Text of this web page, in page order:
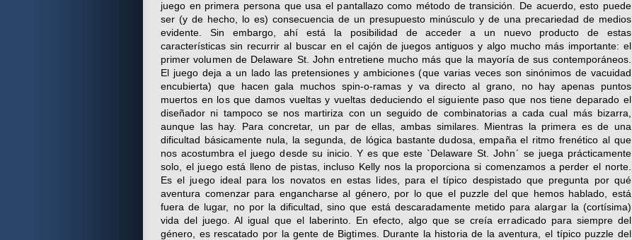
juego en primera persona que usa el pantallazo como método de transición. De acuerdo, esto puede
ser (y de hecho, lo es) consecuencia de un presupuesto minúsculo y de una precariedad de medios
evidente. Sin embargo, ahí está la posibilidad de acceder a un nuevo producto de estas
características sin recurrir al buscar en el cajón de juegos antiguos y algo mucho más importante: el
primer volumen de Delaware St. John entretiene mucho más que la mayoría de sus contemporáneos.
El juego deja a un lado las pretensiones y ambiciones (que varias veces son sinónimos de vacuidad
encubierta) que hacen gala muchos spin-o-ramas y va directo al grano, no hay apenas puntos
muertos en los que damos vueltas y vueltas deduciendo el siguiente paso que nos tiene deparado el
diseñador ni tampoco se nos martiriza con un seguido de combinatorias a cada cual más bizarra,
aunque las hay. Para concretar, un par de ellas, ambas similares. Mientras la primera es de una
dificultad básicamente nula, la segunda, de lógica bastante dudosa, empaña el ritmo frenético al que
nos acostumbra el juego desde su inicio. Y es que este `Delaware St. John´ se juega prácticamente
solo, el juego está lleno de pistas, incluso Kelly nos la proporciona si comenzamos a perder el norte.
Es el juego ideal para los novatos en estas lides, para el típico despistado que pregunta por qué
aventura comenzar para engancharse al género, por lo que el puzzle del que hemos hablado, está
fuera de lugar, no por la dificultad, sino que está descaradamente metido para alargar la (cortísima)
vida del juego. Al igual que el laberinto. En efecto, algo que se creía erradicado para siempre del
género, es rescatado por la gente de Bigtimes. Durante la historia de la aventura, el típico puzzle del